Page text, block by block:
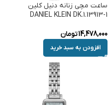
ساعت مچی زنانه دنیل کلین
DANIEL KLEIN DK.1.13913-1
14,478,000تومان
افزودن به سبد خرید